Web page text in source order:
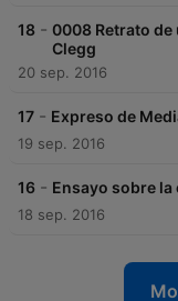
18 - 0008 Retrato
Clegg
20 sep. 2016
17 - Expreso de
19 sep. 2016
16 - Ensayo sobre la
18 sep. 2016